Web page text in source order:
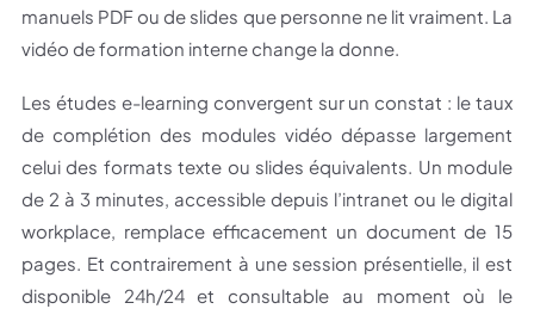
manuels PDF ou de slides que personne ne lit vraiment. La
vidéo de formation interne change la donne.
Les études e-learning convergent sur un constat : le taux
de complétion des modules vidéo dépasse largement
celui des formats texte ou slides équivalents. Un module
de 2 à 3 minutes, accessible depuis l’intranet ou le digital
workplace, remplace efficacement un document de 15
pages. Et contrairement à une session présentielle, il est
disponible 24h/24 et consultable au moment où le